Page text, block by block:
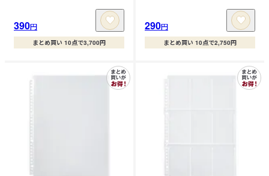
390円
まとめ買い 10点で3,700円
290円
まとめ買い 10点で2,750円